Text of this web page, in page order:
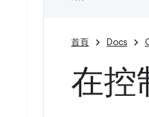
首頁 Docs
在控